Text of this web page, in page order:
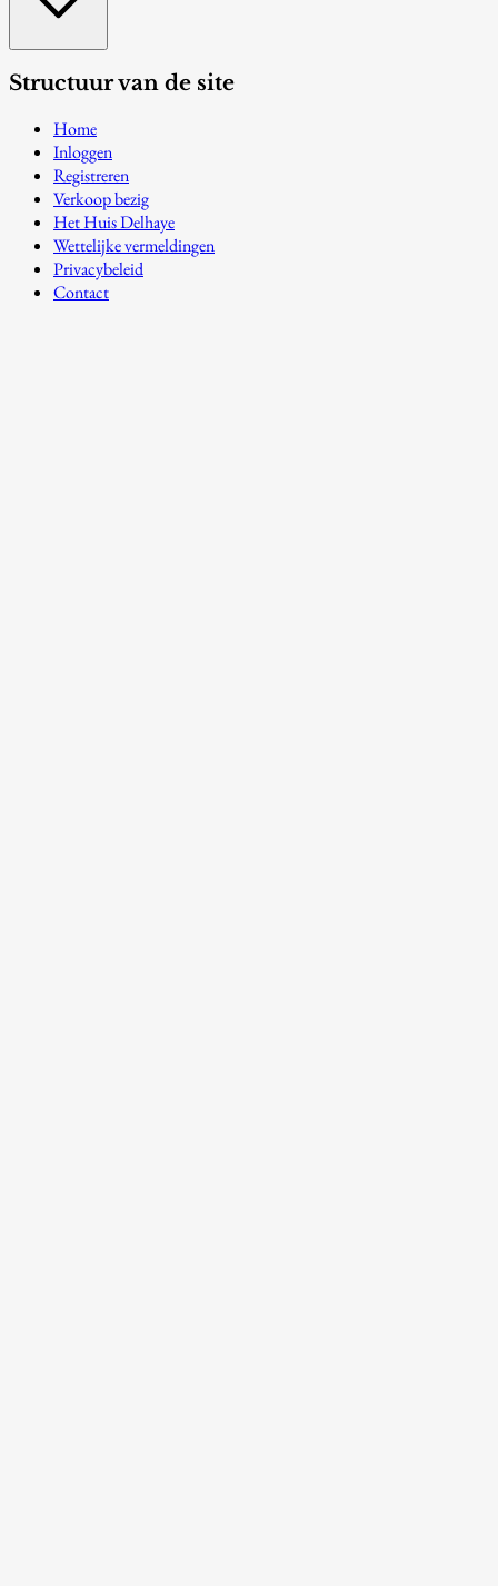
Structuur van de site
Home
Inloggen
Registreren
Verkoop bezig
Het Huis Delhaye
Wettelijke vermeldingen
Privacybeleid
Contact